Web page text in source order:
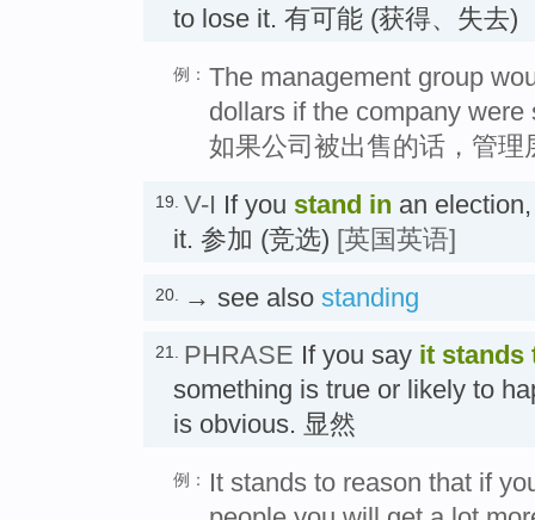
to lose it. 有可能 (获得、失去)
例： The management group
dollars if the company were
如果公司被出售的话，管
19. V-I If you stand in an
it. 参加 (竞选) [英国英语]
20. → see also standing
21. PHRASE If you say it stands
something is true or likely to
is obvious. 显然
例：
It stands to reason that if